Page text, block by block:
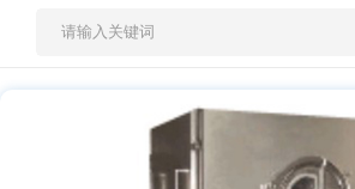
人才招聘